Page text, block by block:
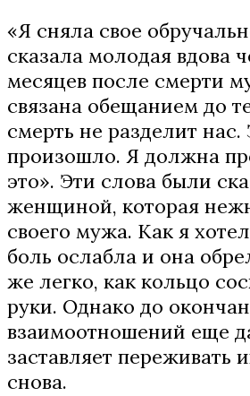
«Я сняла свое
сказала молодая вдова
месяцев после смерти
связана обещанием до
смерть не разделит нас.
произошло. Я должна
это». Эти слова были
женщиной, которая
своего мужа. Как я
боль ослабла и она
же легко, как кольцо
руки. Однако до
взаимоотношений еще
заставляет переживать
снова.